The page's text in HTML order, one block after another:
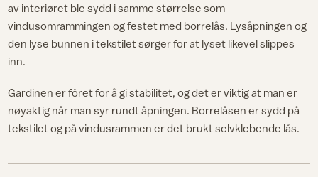
av interiøret ble sydd i samme størrelse som
vindusomrammingen og festet med borrelås. Lysåpningen og
den lyse bunnen i tekstilet sørger for at lyset likevel slippes
inn.
Gardinen er fôret for å gi stabilitet, og det er viktig at man er
nøyaktig når man syr rundt åpningen. Borrelåsen er sydd på
tekstilet og på vindusrammen er det brukt selvklebende lås.